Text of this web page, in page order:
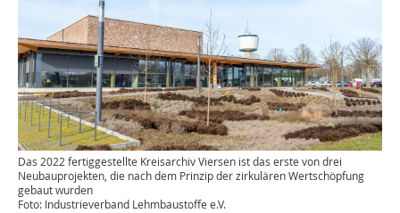
Das 2022 fertiggestellte Kreisarchiv Viersen ist das erste von drei
Neubauprojekten, die nach dem Prinzip der zirkulären Wertschöpfung
gebaut wurden
Foto: Industrieverband Lehmbaustoffe e.V.